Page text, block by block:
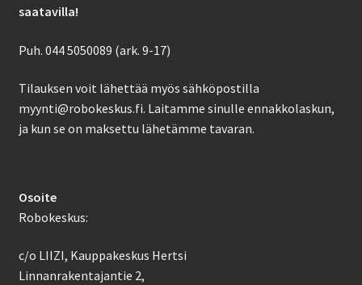
saatavilla!
Puh. 044 5050089 (ark. 9-17)
Tilauksen voit lähettää myös sähköpostilla
myynti@robokeskus.fi. Laitamme sinulle ennakkolaskun,
ja kun se on maksettu lähetämme tavaran.
Osoite
Robokeskus:
c/o LIIZI, Kauppakeskus Hertsi
Linnanrakentajantie 2,